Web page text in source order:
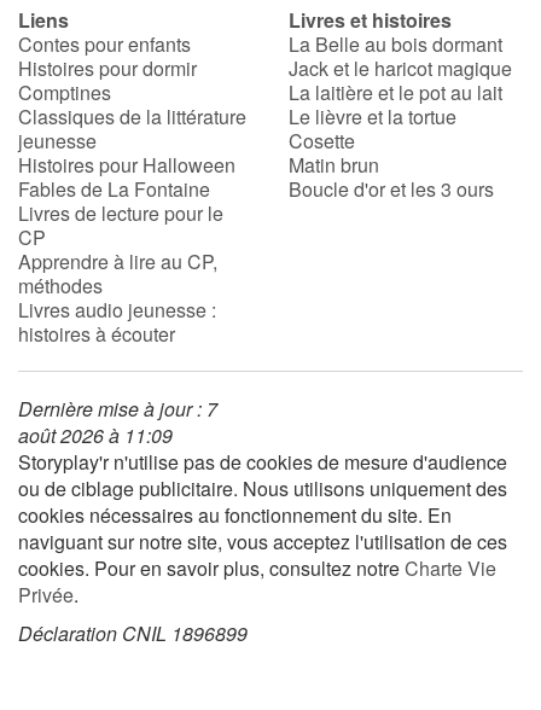
Écoles
Médiathèques
Vidéos & Tutoriaux
Blog
Actualités
Rencontres et témoignages
Contes d'ici et d'ailleurs
Autour de la lecture
Apprendre à lire
Livre audio
Liens
Contes pour enfants
Histoires pour dormir
Comptines
Classiques de la littérature
jeunesse
Histoires pour Halloween
Fables de La Fontaine
Livres de lecture pour le
CP
Apprendre à lire au CP,
méthodes
Livres audio jeunesse :
histoires à écouter
Livres et histoires
La Belle au bois dormant
Jack et le haricot magique
La laitière et le pot au lait
Le lièvre et la tortue
Cosette
Matin brun
Boucle d'or et les 3 ours
Dernière mise à jour : 7
août 2026 à 11:09
Storyplay'r n'utilise pas de cookies de mesure d'audience
ou de ciblage publicitaire. Nous utilisons uniquement des
cookies nécessaires au fonctionnement du site. En
naviguant sur notre site, vous acceptez l'utilisation de ces
cookies. Pour en savoir plus, consultez notreCharte Vie
Privée.
Déclaration CNIL 1896899